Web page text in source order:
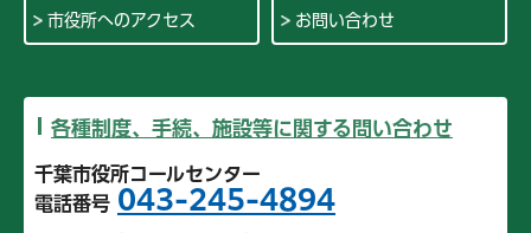
市役所へのアクセス お問い合わせ
各種制度、手続、施設等に関する問い合わせ
千葉市役所コールセンター
電話番号 043-245-4894